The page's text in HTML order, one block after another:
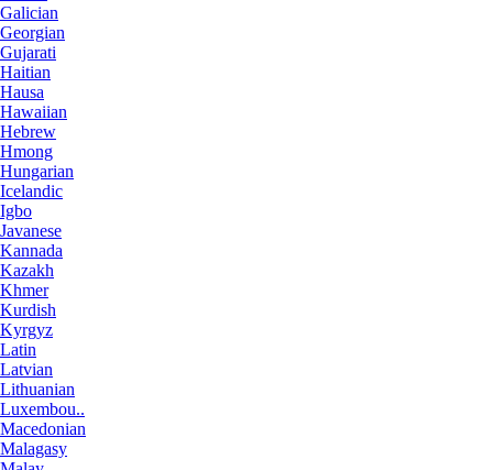
Galician
Georgian
Gujarati
Haitian
Hausa
Hawaiian
Hebrew
Hmong
Hungarian
Icelandic
Igbo
Javanese
Kannada
Kazakh
Khmer
Kurdish
Kyrgyz
Latin
Latvian
Lithuanian
Luxembou..
Macedonian
Malagasy